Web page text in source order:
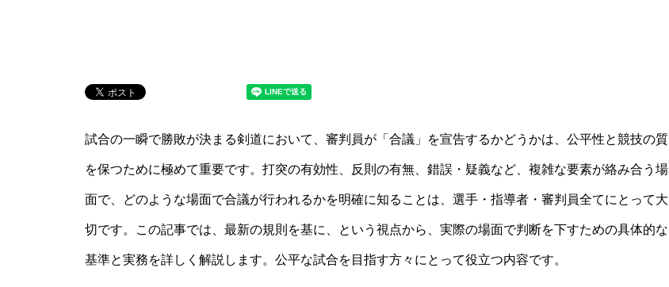
試合の一瞬で勝敗が決まる剣道において、審判員が「合議」を宣告するかどうかは、公平性と競技の質
を保つために極めて重要です。打突の有効性、反則の有無、錯誤・疑義など、複雑な要素が絡み合う場
面で、どのような場面で合議が行われるかを明確に知ることは、選手・指導者・審判員全てにとって大
切です。この記事では、最新の規則を基に、という視点から、実際の場面で判断を下すための具体的な
基準と実務を詳しく解説します。公平な試合を目指す方々にとって役立つ内容です。